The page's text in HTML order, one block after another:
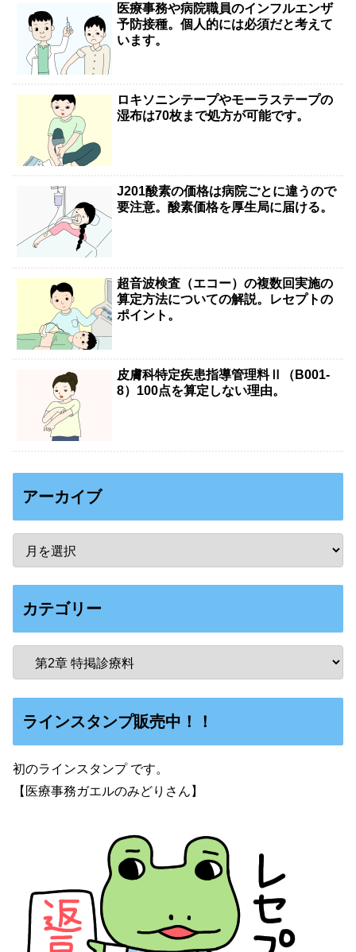
医療事務や病院職員のインフルエンザ
予防接種。個人的には必須だと考えて
います。
ロキソニンテープやモーラステープの
湿布は70枚まで処方が可能です。
J201酸素の価格は病院ごとに違うので
要注意。酸素価格を厚生局に届ける。
超音波検査（エコー）の複数回実施の
算定方法についての解説。レセプトの
ポイント。
皮膚科特定疾患指導管理料Ⅱ（B001-
8）100点を算定しない理由。
アーカイブ
カテゴリー
ラインスタンプ販売中！！
初のラインスタンプ です。
【医療事務ガエルのみどりさん】